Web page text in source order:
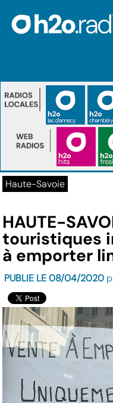
Haute-Savoie
HAUTE-
touristiques
à emporter
PUBLIE LE 08/04/2020